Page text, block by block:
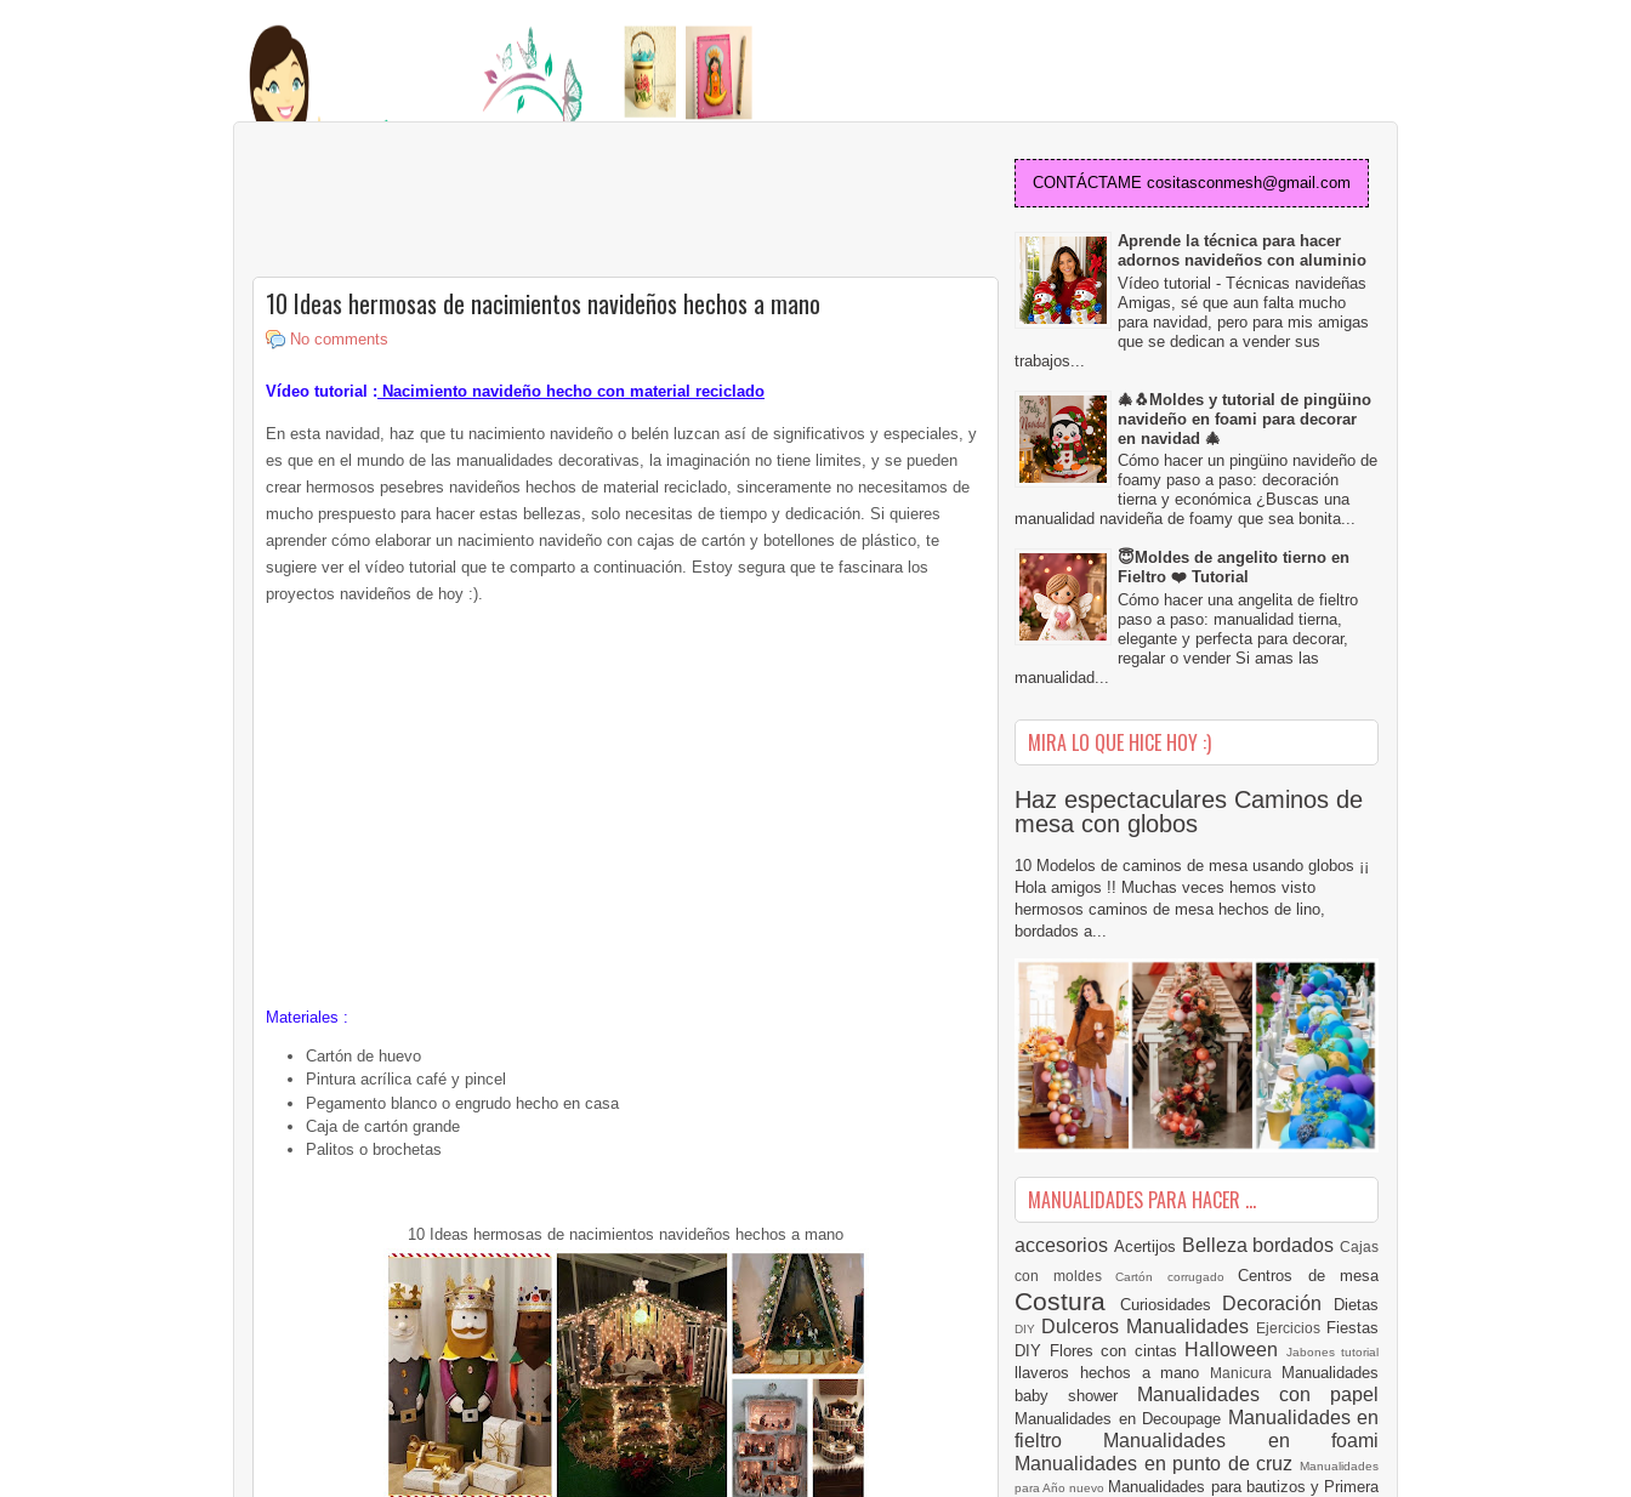
10 Ideas hermosas de nacimientos navideños hechos a mano
No comments
Vídeo tutorial : Nacimiento navideño hecho con material reciclado
En esta navidad, haz que tu nacimiento navideño o belén luzcan así de significativos y especiales, y
es que en el mundo de las manualidades decorativas, la imaginación no tiene limites, y se pueden
crear hermosos pesebres navideños hechos de material reciclado, sinceramente no necesitamos de
mucho prespuesto para hacer estas bellezas, solo necesitas de tiempo y dedicación. Si quieres
aprender cómo elaborar un nacimiento navideño con cajas de cartón y botellones de plástico, te
sugiere ver el vídeo tutorial que te comparto a continuación. Estoy segura que te fascinara los
proyectos navideños de hoy :).
Materiales :
Cartón de huevo
Pintura acrílica café y pincel
Pegamento blanco o engrudo hecho en casa
Caja de cartón grande
Palitos o brochetas
10 Ideas hermosas de nacimientos navideños hechos a mano
CONTÁCTAME cositasconmesh@gmail.com
Aprende la técnica para hacer
adornos navideños con aluminio
Vídeo tutorial - Técnicas navideñas
Amigas, sé que aun falta mucho
para navidad, pero para mis amigas
que se dedican a vender sus
trabajos...
🎄🐧Moldes y tutorial de pingüino
navideño en foami para decorar
en navidad 🎄
Cómo hacer un pingüino navideño de
foamy paso a paso: decoración
tierna y económica ¿Buscas una
manualidad navideña de foamy que sea bonita...
😇Moldes de angelito tierno en
Fieltro ❤️ Tutorial
Cómo hacer una angelita de fieltro
paso a paso: manualidad tierna,
elegante y perfecta para decorar,
regalar o vender Si amas las
manualidad...
MIRA LO QUE HICE HOY :)
Haz espectaculares Caminos de
mesa con globos
10 Modelos de caminos de mesa usando globos ¡¡
Hola amigos !! Muchas veces hemos visto
hermosos caminos de mesa hechos de lino,
bordados a...
MANUALIDADES PARA HACER ...
accesorios Acertijos Belleza bordados Cajas
con moldes Cartón corrugado Centros de mesa
Costura Curiosidades Decoración Dietas
DIY Dulceros Manualidades Ejercicios Fiestas
DIY Flores con cintas Halloween Jabones tutorial
llaveros hechos a mano Manicura Manualidades
baby shower
Manualidades con papel
Manualidades en Decoupage Manualidades en
fieltro Manualidades en foami
Manualidades en punto de cruz
Manualidades
para Año nuevo Manualidades para bautizos y Primera